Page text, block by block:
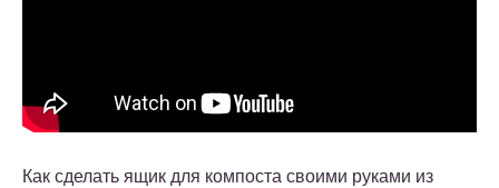
Как сделать ящик для компоста своими руками из